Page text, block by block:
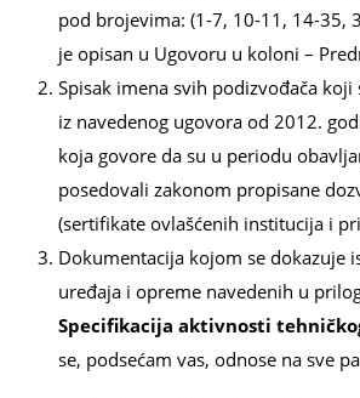
pod brojevima: (1-7, 10-11, 14-35,
je opisan u Ugovoru u koloni –
Spisak imena svih podizvođača
iz navedenog ugovora od 2012.
koja govore da su u periodu
posedovali zakonom propisane
(sertifikate ovlašćenih institucija i
Dokumentacija kojom se dokazuje
uređaja i opreme navedenih u
Specifikacija aktivnosti
se, podsećam vas, odnose na sve